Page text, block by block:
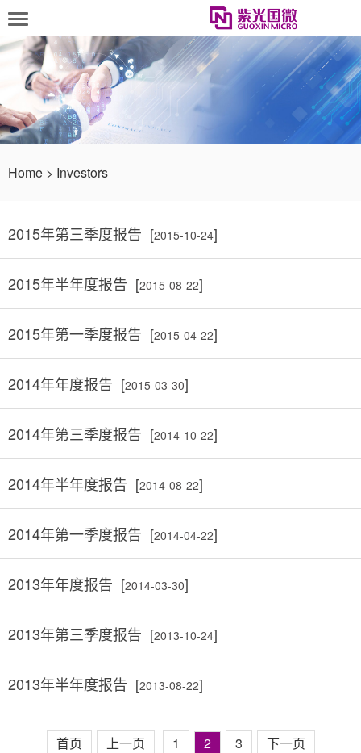
Home > Investors
2015年第三季度报告 [2015-10-24]
2015年半年度报告 [2015-08-22]
2015年第一季度报告 [2015-04-22]
2014年年度报告 [2015-03-30]
2014年第三季度报告 [2014-10-22]
2014年半年度报告 [2014-08-22]
2014年第一季度报告 [2014-04-22]
2013年年度报告 [2014-03-30]
2013年第三季度报告 [2013-10-24]
2013年半年度报告 [2013-08-22]
首页 上一页 1 2 3 下一页